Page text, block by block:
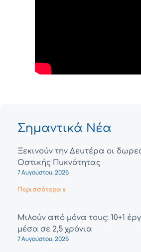
Σημαντικά Νέα
Ξεκινούν την Δευτέρα οι
Οστικής Πυκνότητας
7 Αυγούστου, 2026
Περισσότερα »
Μιλούν από μόνα τους: 10+1
μέσα σε 2,5 χρόνια
7 Αυγούστου, 2026